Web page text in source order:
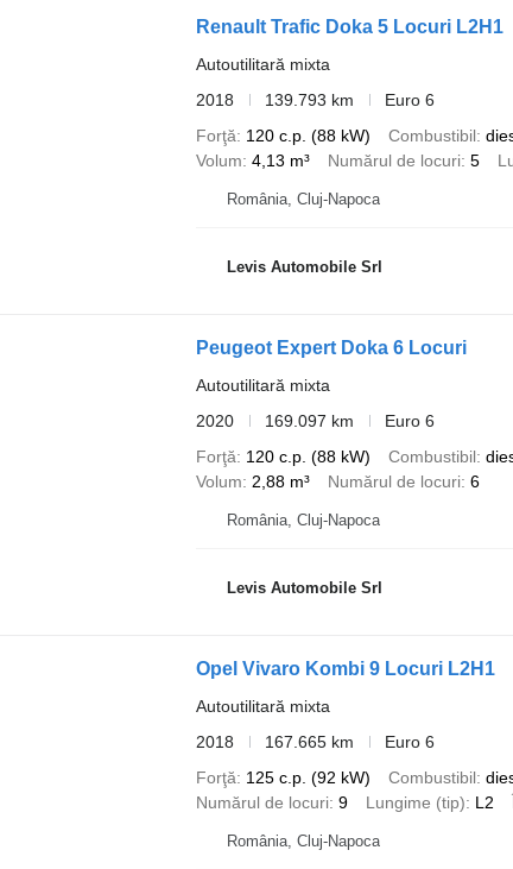
Renault Trafic Doka 5 Locuri L2H1
Autoutilitară mixta
2018
139.793 km
Euro 6
Forţă
120 c.p. (88 kW) Combustibil
Volum 4,13 m³ Numărul de locuri 5
România, Cluj-Napoca
Levis Automobile Srl
Peugeot Expert Doka 6 Locuri
Autoutilitară mixta
2020
169.097 km
Euro 6
Forţă
120 c.p. (88 kW) Combustibil
Volum
2,88 m³ Numărul de locuri 6
România, Cluj-Napoca
Levis Automobile Srl
Opel Vivaro Kombi 9 Locuri L2H1
Autoutilitară mixta
2018
167.665 km
Euro 6
Forţă
125 c.p. (92 kW) Combustibil
Numărul de locuri 9 Lungime (tip) L2
România, Cluj-Napoca